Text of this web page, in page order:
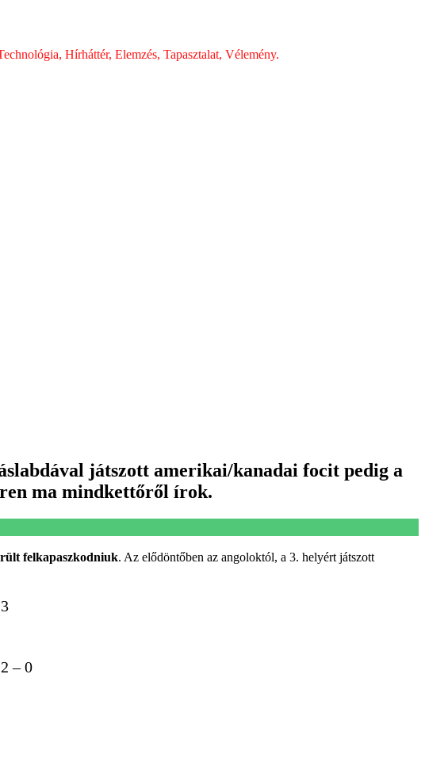
Hírháttér, Elemzés, Tapasztalat, Vélemény.
játszott amerikai/kanadai focit pedig a
ma mindkettőről írok.
felkapaszkodniuk. Az elődöntőben az angoloktól, a 3. helyért játszott
– 0